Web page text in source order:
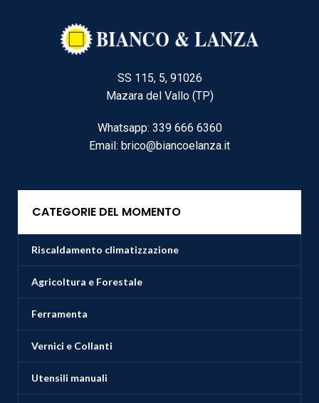
SS 115, 5, 91026
Mazara del Vallo (TP)
Whatsapp: 339 666 6360
Email: brico@biancoelanza.it
CATEGORIE DEL MOMENTO
Riscaldamento climatizzazione
Agricoltura e Forestale
Ferramenta
Vernici e Collanti
Utensili manuali